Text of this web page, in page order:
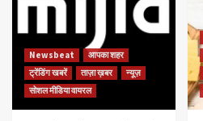
Newsbeat
आपका शहर
ट्रेंडिंग खबरें
ताज़ा ख़बर
न्यूज़
सोशल मीडिया वायरल